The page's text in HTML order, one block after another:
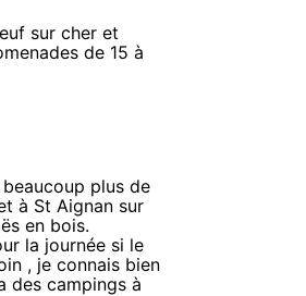
sur cher et
de 15 à
plus de
à St Aignan sur
en bois.
la journée si le
, je connais bien
des campings à